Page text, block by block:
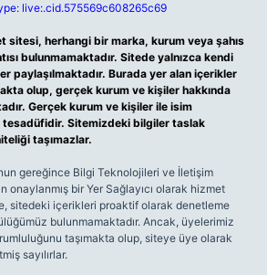
live:.cid.575569c608265c69
sitesi, herhangi bir marka, kurum veya şahıs
bulunmamaktadır. Sitede yalnızca kendi
paylaşılmaktadır. Burada yer alan içerikler
olup, gerçek kurum ve kişiler hakkında
Gerçek kurum ve kişiler ile isim
Sitemizdeki bilgiler taslak
taşımazlar.
gereğince Bilgi Teknolojileri ve İletişim
onaylanmış bir Yer Sağlayıcı olarak hizmet
sitedeki içerikleri proaktif olarak denetleme
bulunmamaktadır. Ancak, üyelerimiz
taşımakta olup, siteye üye olarak
sayılırlar.